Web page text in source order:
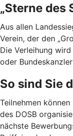
„Sterne des
Aus allen
Verein, der den
Die Verleihung
oder
So sind Sie
Teilnehmen
des DOSB
nächste